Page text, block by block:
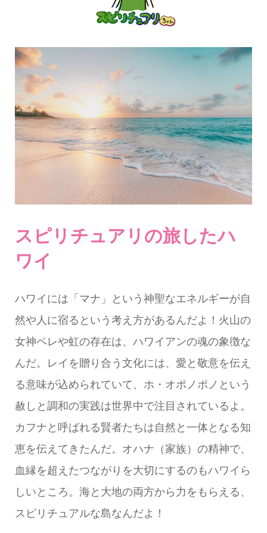
スピリチュアリの旅したハ
ワイ
ハワイには「マナ」という神聖なエネルギーが自
然や人に宿るという考え方があるんだよ！火山の
女神ペレや虹の存在は、ハワイアンの魂の象徴な
んだ。レイを贈り合う文化には、愛と敬意を伝え
る意味が込められていて、ホ・オポノポノという
赦しと調和の実践は世界中で注目されているよ。
カフナと呼ばれる賢者たちは自然と一体となる知
恵を伝えてきたんだ。オハナ（家族）の精神で、
血縁を超えたつながりを大切にするのもハワイら
しいところ。海と大地の両方から力をもらえる、
スピリチュアルな島なんだよ！